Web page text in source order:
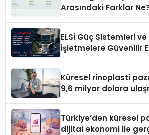
Arasındaki Farklar
ELSİ Güç Sistemleri ve
İşletmelere Güvenilir
Küresel rinoplasti
9,6 milyar dolara
Türkiye’den küresel
dijital ekonomi ile